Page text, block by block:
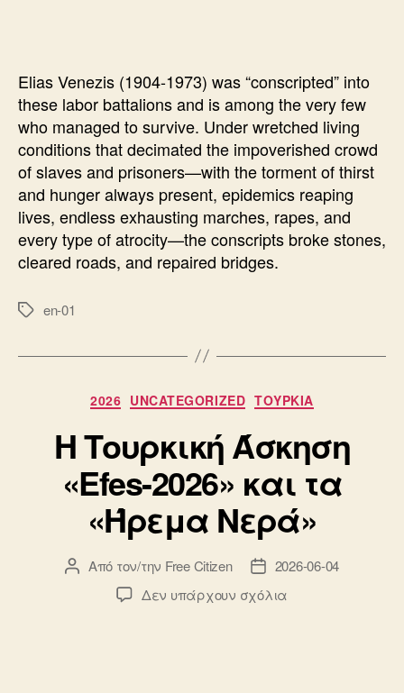
Elias Venezis (1904-1973) was “conscripted” into
these labor battalions and is among the very few
who managed to survive. Under wretched living
conditions that decimated the impoverished crowd
of slaves and prisoners—with the torment of thirst
and hunger always present, epidemics reaping
lives, endless exhausting marches, rapes, and
every type of atrocity—the conscripts broke stones,
cleared roads, and repaired bridges.
Ετικέτες
en-01
Κατηγορίες
2026 UNCATEGORIZED ΤΟΥΡΚΙΑ
Η Τουρκική Άσκηση
«Efes-2026» και τα
«Ήρεμα Νερά»
Συντάκτης
άρθρου
Από τον/την Free Citizen
Ημ.
δημοσίευσης
2026-06-04
Δεν υπάρχουν σχόλια